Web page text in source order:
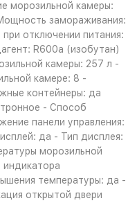
морозильной камеры:
замораживания:
отключении питания:
R600a (изобутан)
камеры: 257 л -
камере: 8 -
контейнеры: да
- Способ
панели управления:
да - Тип дисплея:
морозильной
индикатора
температуры: да -
открытой двери